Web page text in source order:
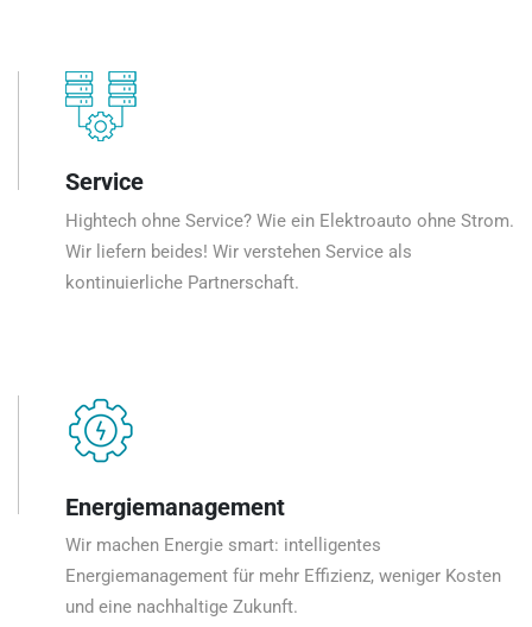
Service
Hightech ohne Service? Wie ein Elektroauto ohne Strom.
Wir liefern beides! Wir verstehen Service als
kontinuierliche Partnerschaft.
Energiemanagement
Wir machen Energie smart: intelligentes
Energiemanagement für mehr Effizienz, weniger Kosten
und eine nachhaltige Zukunft.